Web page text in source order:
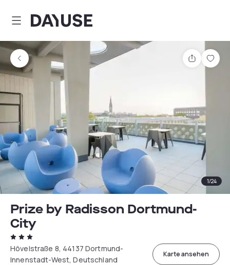
Dayuse
Teilen
1/24
Prize by Radisson Dortmund-
City
Hövelstraße 8, 44137 Dortmund-
Innenstadt-West, Deutschland
Karte ansehen